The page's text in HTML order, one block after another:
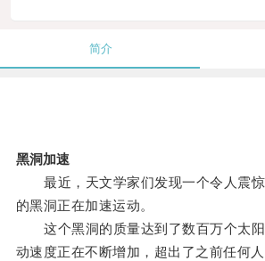
简介
黑洞加速
最近，天文学家们发现一个令人震惊
的黑洞正在加速运动。
这个黑洞的质量达到了数百万个太阳
动速度正在不断增加，超出了之前任何人